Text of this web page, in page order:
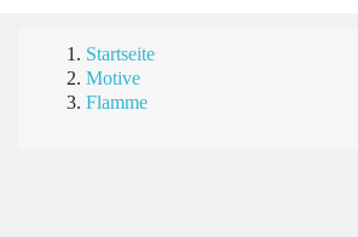
Startseite
Motive
Flamme